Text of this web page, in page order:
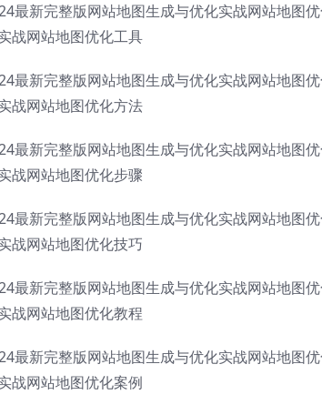
最新完整版网站地图生成与优化实战网站地图
战网站地图优化工具
最新完整版网站地图生成与优化实战网站地图
战网站地图优化方法
最新完整版网站地图生成与优化实战网站地图
战网站地图优化步骤
最新完整版网站地图生成与优化实战网站地图
战网站地图优化技巧
最新完整版网站地图生成与优化实战网站地图
战网站地图优化教程
最新完整版网站地图生成与优化实战网站地图
战网站地图优化案例